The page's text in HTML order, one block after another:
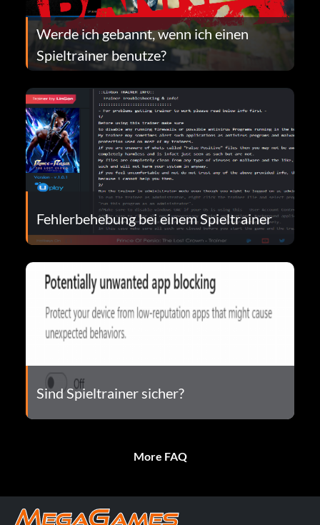
Werde ich gebannt, wenn ich einen
Spieltrainer benutze?
Fehlerbehebung bei einem Spieltrainer
Sind Spieltrainer sicher?
More FAQ